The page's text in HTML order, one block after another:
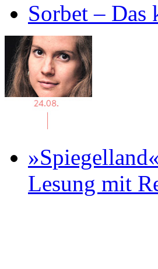
Sorbet –
»Spiegelland«
Lesung mit